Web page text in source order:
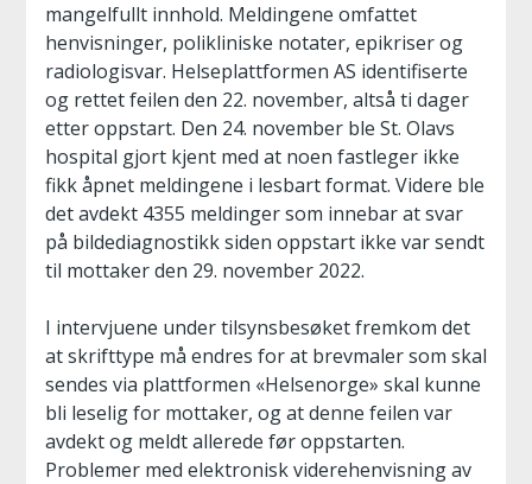
mangelfullt innhold. Meldingene omfattet
henvisninger, polikliniske notater, epikriser og
radiologisvar. Helseplattformen AS identifiserte
og rettet feilen den 22. november, altså ti dager
etter oppstart. Den 24. november ble St. Olavs
hospital gjort kjent med at noen fastleger ikke
fikk åpnet meldingene i lesbart format. Videre ble
det avdekt 4355 meldinger som innebar at svar
på bildediagnostikk siden oppstart ikke var sendt
til mottaker den 29. november 2022.
I intervjuene under tilsynsbesøket fremkom det
at skrifttype må endres for at brevmaler som skal
sendes via plattformen «Helsenorge» skal kunne
bli leselig for mottaker, og at denne feilen var
avdekt og meldt allerede før oppstarten.
Problemer med elektronisk viderehenvisning av